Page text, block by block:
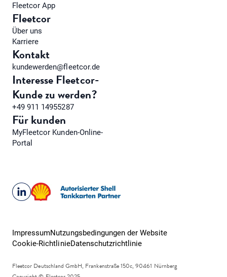
Fleetcor App
Fleetcor
Über uns
Karriere
Kontakt
kundewerden@fleetcor.de
Interesse Fleetcor-
Kunde zu werden?
+49 911 14955287
Für kunden
MyFleetcor Kunden-Online-
Portal
ImpressumNutzungsbedingungen der Website
Cookie-RichtlinieDatenschutzrichtlinie
Fleetcor Deutschland GmbH, Frankenstraße 150c, 90461 Nürnberg